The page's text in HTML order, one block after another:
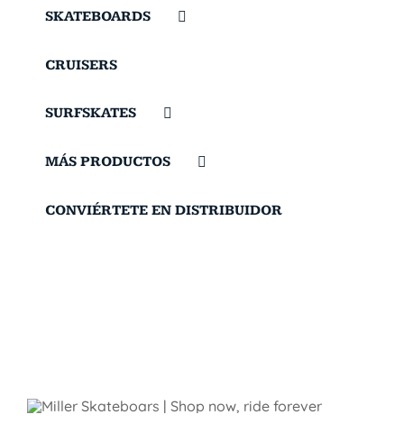
SKATEBOARDS
CRUISERS
SURFSKATES
MÁS PRODUCTOS
CONVIÉRTETE EN DISTRIBUIDOR